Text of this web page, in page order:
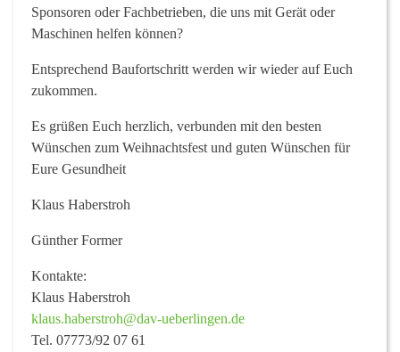
Sponsoren oder Fachbetrieben, die uns mit Gerät oder
Maschinen helfen können?
Entsprechend Baufortschritt werden wir wieder auf Euch
zukommen.
Es grüßen Euch herzlich, verbunden mit den besten
Wünschen zum Weihnachtsfest und guten Wünschen für
Eure Gesundheit
Klaus Haberstroh
Günther Former
Kontakte:
Klaus Haberstroh
klaus.haberstroh@dav-ueberlingen.de
Tel. 07773/92 07 61